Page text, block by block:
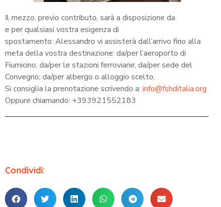
Il mezzo, previo contributo, sarà a disposizione da
e per qualsiasi vostra esigenza di
spostamento: Alessandro vi assisterà dall’arrivo fino alla
meta della vostra destinazione: da/per l’aeroporto di
Fiumicino; da/per le stazioni ferroviarie; da/per sede del
Convegno; da/per albergo o alloggio scelto.
Si consiglia la prenotazione scrivendo a: info@fshditalia.org
Oppure chiamando: +393921552183
Condividi: